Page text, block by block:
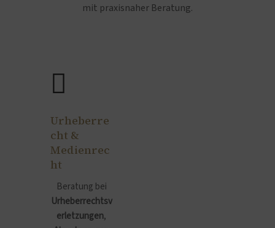
mit praxisnaher Beratung.
Urheberre
cht &
Medienrec
ht
Beratung bei
Urheberrechtsv
erletzungen,